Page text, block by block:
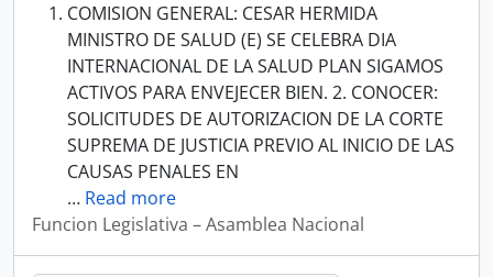
COMISION GENERAL: CESAR HERMIDA
MINISTRO DE SALUD (E) SE CELEBRA DIA
INTERNACIONAL DE LA SALUD PLAN SIGAMOS
ACTIVOS PARA ENVEJECER BIEN. 2. CONOCER:
SOLICITUDES DE AUTORIZACION DE LA CORTE
SUPREMA DE JUSTICIA PREVIO AL INICIO DE LAS
CAUSAS PENALES EN
… Read more
Funcion Legislativa – Asamblea Nacional